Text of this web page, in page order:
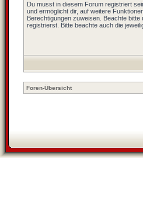
Du musst in diesem Forum registriert
und ermöglicht dir, auf weitere
Berechtigungen zuweisen. Beachte
registrierst. Bitte beachte auch die
Foren-Übersicht